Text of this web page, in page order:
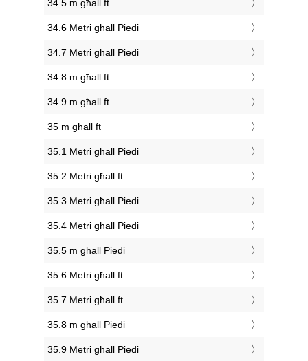
34.5 m għall ft
34.6 Metri għall Piedi
34.7 Metri għall Piedi
34.8 m għall ft
34.9 m għall ft
35 m għall ft
35.1 Metri għall Piedi
35.2 Metri għall ft
35.3 Metri għall Piedi
35.4 Metri għall Piedi
35.5 m għall Piedi
35.6 Metri għall ft
35.7 Metri għall ft
35.8 m għall Piedi
35.9 Metri għall Piedi